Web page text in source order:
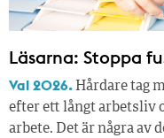
Läsarna: Stoppa
Val 2026. Hårdare tag
efter ett långt arbetsliv
arbete. Det är några av